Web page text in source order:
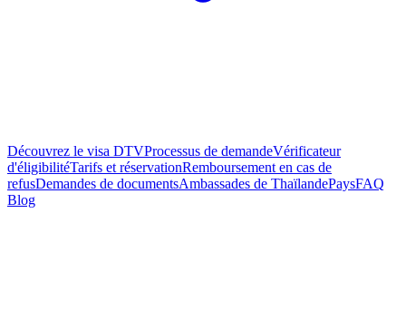
Découvrez le visa DTVProcessus de demandeVérificateur
d'éligibilitéTarifs et réservationRemboursement en cas de
refusDemandes de documentsAmbassades de ThaïlandePaysFAQ
Blog